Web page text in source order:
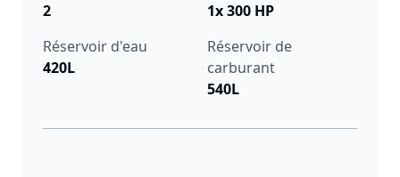
2
1x 300 HP
Réservoir d'eau
420L
Réservoir de
carburant
540L